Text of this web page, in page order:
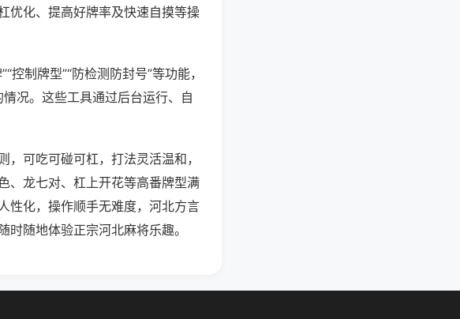
优化、提高好牌率及快速自摸等操
制牌型”“防检测防封号”等功能，
况。这些工具通过后台运行、自
可吃可碰可杠，打法灵活温和，
、龙七对、杠上开花等高番牌型满
性化，操作顺手无难度，河北方言
随地体验正宗河北麻将乐趣。